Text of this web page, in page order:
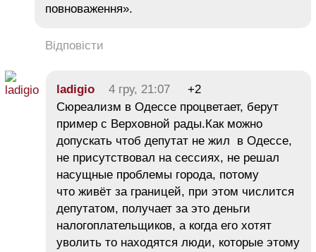
повноваження».
Відповісти
ladigio 4 гру, 21:07
+2
Сюреализм в Одессе процветает, берут
пример с Верховной рады.Как можно
допускать чтоб депутат не жил в Одессе,
не присутствовал на сессиях, не решал
насущные проблемы города, потому
что живёт за границей, при этом числится
депутатом, получает за это деньги
налогоплательщиков, а когда его хотят
уволить то находятся люди, которые этому